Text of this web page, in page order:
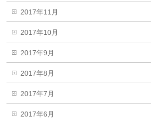
2017年11月
2017年10月
2017年9月
2017年8月
2017年7月
2017年6月